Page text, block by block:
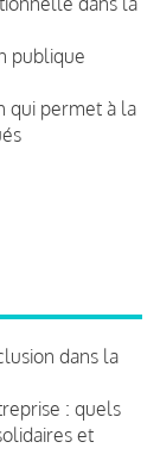
publique
qui permet à la
dans la
: quels
et